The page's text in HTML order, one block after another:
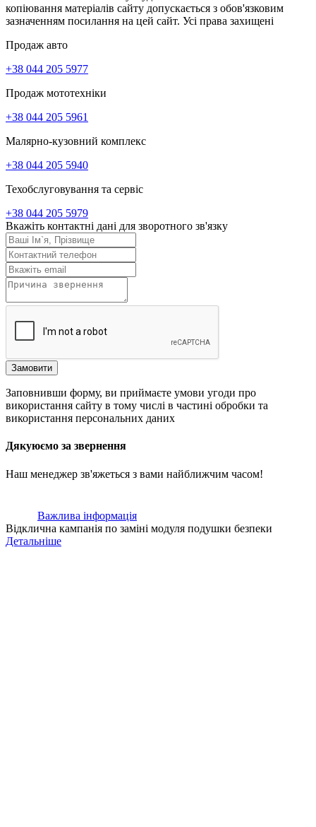
копіювання матеріалів сайту допускається з обов'язковим
зазначенням посилання на цей сайт. Усі права захищені
Продаж авто
+38 044 205 5977
Продаж мототехніки
+38 044 205 5961
Малярно-кузовний комплекс
+38 044 205 5940
Техобслуговування та сервіс
+38 044 205 5979
Вкажіть контактні дані для зворотного зв'язку
Замовити
Заповнивши форму, ви приймаєте умови угоди про
використання сайту в тому числі в частині обробки та
використання персональних даних
Дякуюємо за звернення
Наш менеджер зв'яжеться з вами найближчим часом!
Важлива інформація
Відклична кампанія по заміні модуля подушки безпеки
Детальніше